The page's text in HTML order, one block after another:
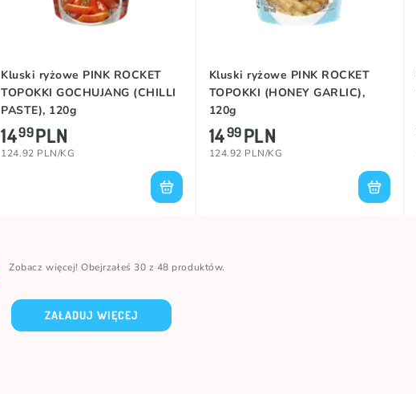
Kluski ryżowe PINK ROCKET
TOPOKKI GOCHUJANG (CHILLI
PASTE), 120g
1499PLN
124.92 PLN/KG
Kluski ryżowe PINK ROCKET
TOPOKKI (HONEY GARLIC),
120g
1499PLN
124.92 PLN/KG
Zobacz więcej! Obejrzałeś 30 z 48 produktów.
ZAŁADUJ WIĘCEJ